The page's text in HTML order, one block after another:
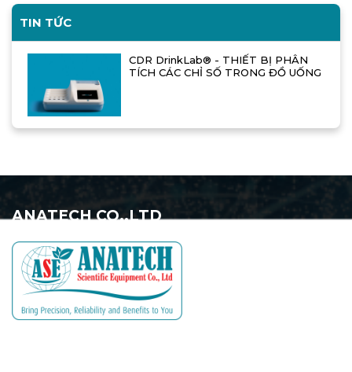
TIN TỨC
CDR DrinkLab® - THIẾT BỊ PHÂN
TÍCH CÁC CHỈ SỐ TRONG ĐỒ UỐNG
ANATECH CO.,LTD